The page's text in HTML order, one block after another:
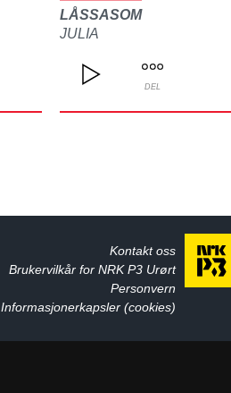
LÅSSASOM
JULIA
DEL
Kontakt oss
Brukervilkår for NRK P3 Urørt
Personvern
Informasjonerkapsler (cookies)